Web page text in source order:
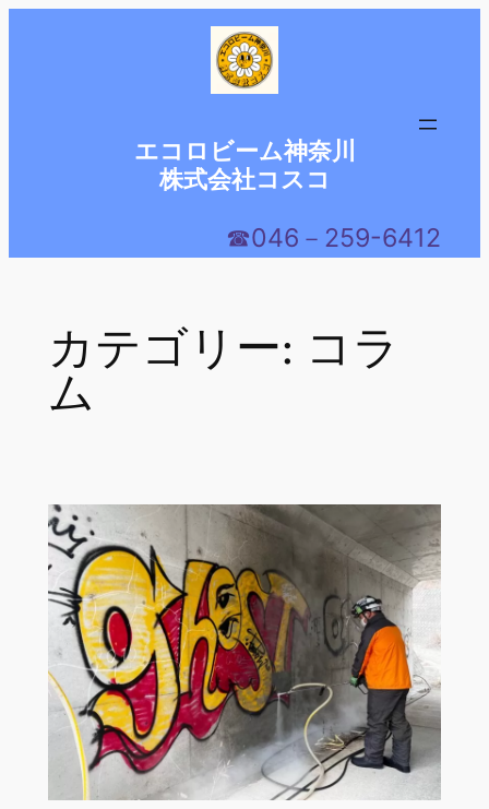
エコロビーム神奈川
株式会社コスコ
☎046－259-6412
カテゴリー: コラ
ム